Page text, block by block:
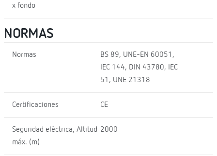
x fondo
NORMAS
Normas
BS 89, UNE-EN 60051,
IEC 144, DIN 43780, IEC
51, UNE 21318
Certificaciones CE
Seguridad eléctrica, Altitud
máx. (m)
2000